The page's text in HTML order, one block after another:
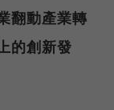
翻動產業轉
的創新發